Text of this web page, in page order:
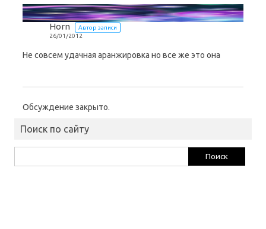
Horn
Автор записи
26/01/2012
Не совсем удачная аранжировка но все же это она
Обсуждение закрыто.
Поиск по сайту